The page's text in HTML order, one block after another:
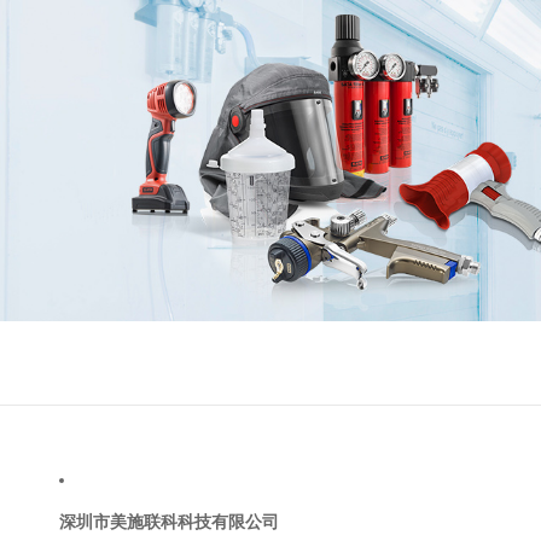
深圳市美施联科科技有限公司